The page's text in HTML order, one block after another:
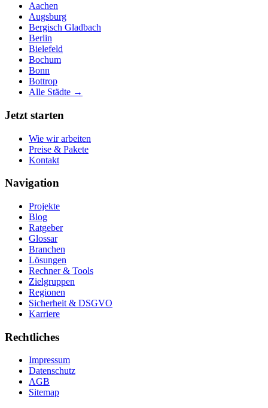
Aachen
Augsburg
Bergisch Gladbach
Berlin
Bielefeld
Bochum
Bonn
Bottrop
Alle Städte →
Jetzt starten
Wie wir arbeiten
Preise & Pakete
Kontakt
Navigation
Projekte
Blog
Ratgeber
Glossar
Branchen
Lösungen
Rechner & Tools
Zielgruppen
Regionen
Sicherheit & DSGVO
Karriere
Rechtliches
Impressum
Datenschutz
AGB
Sitemap